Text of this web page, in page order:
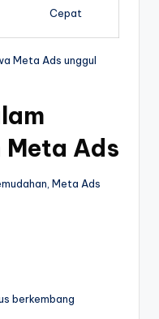
Cepat
Meta Ads unggul
Meta Ads
Meta Ads
berkembang